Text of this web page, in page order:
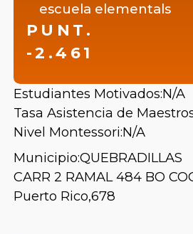
escuela elementals
PUNT.
-2.461
Estudiantes Motivados:N/A
Tasa Asistencia de
Nivel Montessori:N/A
Municipio:QUEBRADILLAS
CARR 2 RAMAL 484 BO
Puerto Rico,678